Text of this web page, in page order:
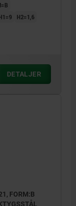
H2=1,6
DETALJER
FORM:B